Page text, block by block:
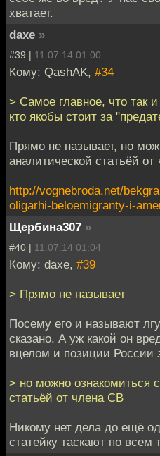
хватает.
daxe »
#39 | 11.07.14 01:00
Кому: QashAK, #34
> Самое главное, что так
кто якобы стоит за
Прямо не называет, но
аналитической статьёй
http://vognebroda.net/
oligarhi-beloemigranty-i-
Щербина307 »
#40 | 11.07.14 01:04
Кому: daxe, #39
> Прямо не называет
Посему его и называют
сказано. А уж какой он
вцелом и позиции России
> но можно ознакомиться
статьёй от члена СВ
Никому нет дела до ещё
статейку таскают по всем